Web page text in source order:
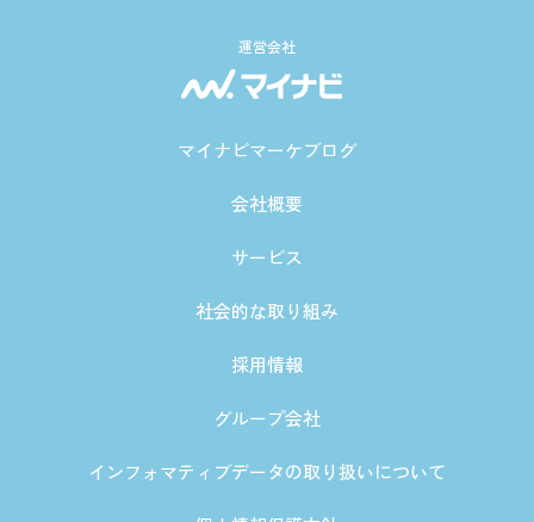
運営会社
マイナビマーケブログ
会社概要
サービス
社会的な取り組み
採用情報
グループ会社
インフォマティブデータの取り扱いについて